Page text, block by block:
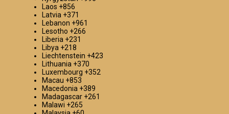
Laos +856
Latvia +371
Lebanon +961
Lesotho +266
Liberia +231
Libya +218
Liechtenstein +423
Lithuania +370
Luxembourg +352
Macau +853
Macedonia +389
Madagascar +261
Malawi +265